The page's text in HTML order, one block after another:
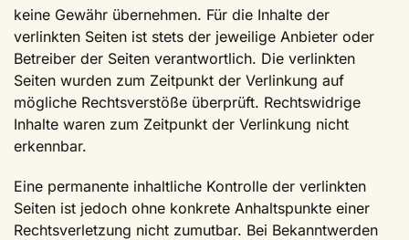
keine Gewähr übernehmen. Für die Inhalte der
verlinkten Seiten ist stets der jeweilige Anbieter oder
Betreiber der Seiten verantwortlich. Die verlinkten
Seiten wurden zum Zeitpunkt der Verlinkung auf
mögliche Rechtsverstöße überprüft. Rechtswidrige
Inhalte waren zum Zeitpunkt der Verlinkung nicht
erkennbar.
Eine permanente inhaltliche Kontrolle der verlinkten
Seiten ist jedoch ohne konkrete Anhaltspunkte einer
Rechtsverletzung nicht zumutbar. Bei Bekanntwerden